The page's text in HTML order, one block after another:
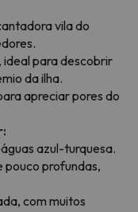
vila do
ideal para descobrir
da ilha.
apreciar pores do
azul-turquesa.
pouco profundas,
com muitos